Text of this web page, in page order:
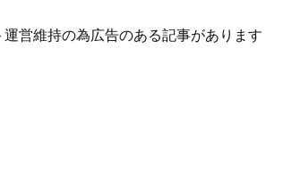
運営維持の為広告のある記事があります